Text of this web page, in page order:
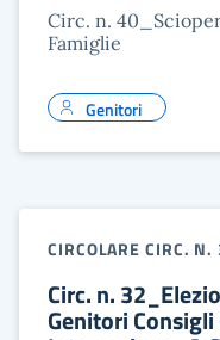
Circ. n.
Famiglie
Genitori
CIRCOLARE CIRC. N.
Circ. n.
Genitori